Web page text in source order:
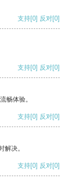
支持[0] 反对[0]
支持[0] 反对[0]
畅体验。
支持[0] 反对[0]
解决。
支持[0] 反对[0]